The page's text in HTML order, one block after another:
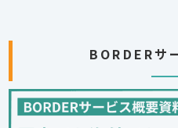
BORDERサ